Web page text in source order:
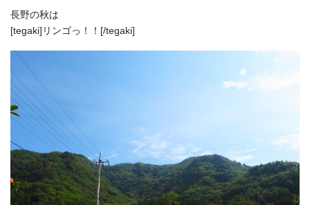
長野の秋は
[tegaki]リンゴっ！！[/tegaki]